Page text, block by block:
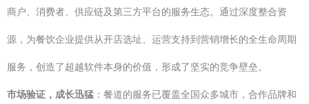
商户、消费者、供应链及第三方平台的服务生态。通过深度整合资
源，为餐饮企业提供从开店选址、运营支持到营销增长的全生命周期
服务，创造了超越软件本身的价值，形成了坚实的竞争壁垒。
市场验证，成长迅猛 ：餐道的服务已覆盖全国众多城市，合作品牌和